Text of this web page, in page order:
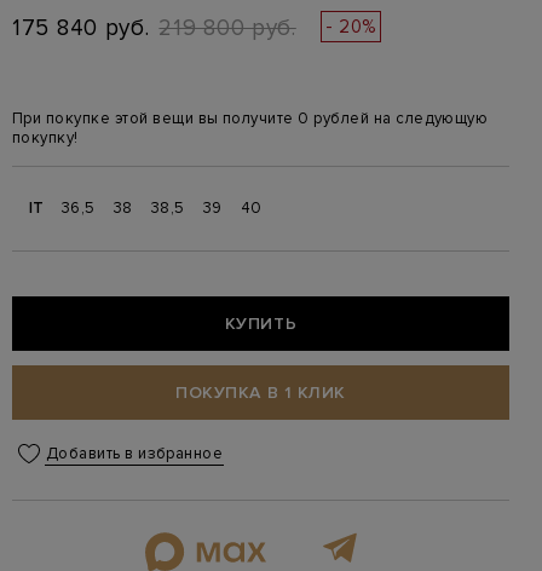
175 840 руб. 219 800 руб. - 20%
При покупке этой вещи вы получите 0 рублей на следующую
покупку!
IT 36,5 38 38,5 39 40
КУПИТЬ
ПОКУПКА В 1 КЛИК
Добавить в избранное